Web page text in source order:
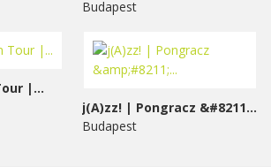
Budapest
|...
j(A)zz! | Pongracz &#8211;...
Budapest